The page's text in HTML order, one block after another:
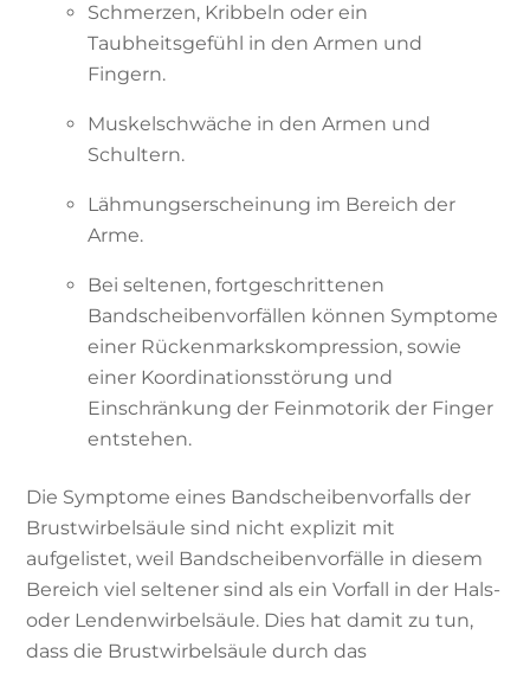
Schmerzen, Kribbeln oder ein
Taubheitsgefühl in den Armen und
Fingern.
Muskelschwäche in den Armen und
Schultern.
Lähmungserscheinung im Bereich der
Arme.
Bei seltenen, fortgeschrittenen
Bandscheibenvorfällen können Symptome
einer Rückenmarkskompression, sowie
einer Koordinationsstörung und
Einschränkung der Feinmotorik der Finger
entstehen.
Die Symptome eines Bandscheibenvorfalls der
Brustwirbelsäule sind nicht explizit mit
aufgelistet, weil Bandscheibenvorfälle in diesem
Bereich viel seltener sind als ein Vorfall in der Hals-
oder Lendenwirbelsäule. Dies hat damit zu tun,
dass die Brustwirbelsäule durch das